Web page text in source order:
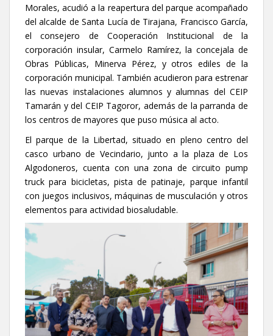
Morales, acudió a la reapertura del parque acompañado
del alcalde de Santa Lucía de Tirajana, Francisco García,
el consejero de Cooperación Institucional de la
corporación insular, Carmelo Ramírez, la concejala de
Obras Públicas, Minerva Pérez, y otros ediles de la
corporación municipal. También acudieron para estrenar
las nuevas instalaciones alumnos y alumnas del CEIP
Tamarán y del CEIP Tagoror, además de la parranda de
los centros de mayores que puso música al acto.
El parque de la Libertad, situado en pleno centro del
casco urbano de Vecindario, junto a la plaza de Los
Algodoneros, cuenta con una zona de circuito pump
truck para bicicletas, pista de patinaje, parque infantil
con juegos inclusivos, máquinas de musculación y otros
elementos para actividad biosaludable.